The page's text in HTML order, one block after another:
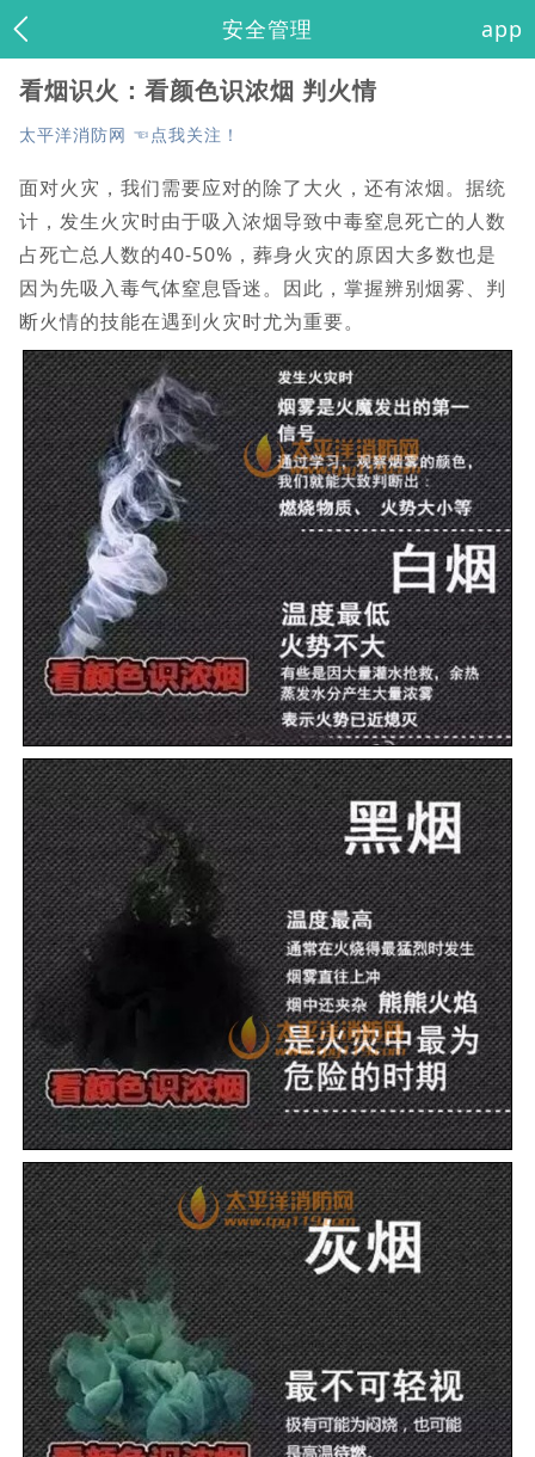
安全管理 app
看烟识火：看颜色识浓烟 判火情
太平洋消防网 ☜点我关注！
面对火灾，我们需要应对的除了大火，还有浓烟。据统
计，发生火灾时由于吸入浓烟导致中毒窒息死亡的人数
占死亡总人数的40-50%，葬身火灾的原因大多数也是
因为先吸入毒气体窒息昏迷。因此，掌握辨别烟雾、判
断火情的技能在遇到火灾时尤为重要。